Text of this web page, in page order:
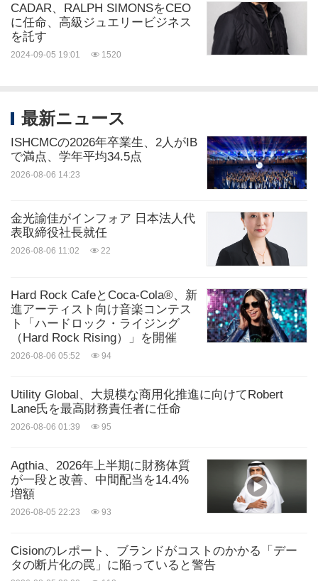
CADAR、RALPH SIMONSをCEO
に任命、高級ジュエリービジネス
を託す
2024-09-05 19:01 1520
最新ニュース
ISHCMCの2026年卒業生、2人がIB
で満点、学年平均34.5点
2026-08-06 14:23
金光諭佳がインフォア 日本法人代
表取締役社長就任
2026-08-06 11:02 22
Hard Rock CafeとCoca-Cola®、新
進アーティスト向け音楽コンテス
ト「ハードロック・ライジング
（Hard Rock Rising）」を開催
2026-08-06 05:52 94
Utility Global、大規模な商用化推進に向けてRobert
Lane氏を最高財務責任者に任命
2026-08-06 01:39 95
Agthia、2026年上半期に財務体質
が一段と改善、中間配当を14.4%
増額
2026-08-05 22:23 93
Cisionのレポート、ブランドがコストのかかる「デー
タの断片化の罠」に陥っていると警告